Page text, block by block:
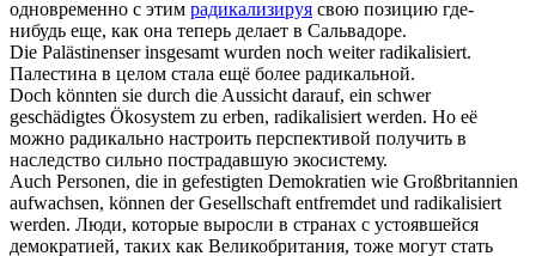
одновременно с этим радикализируя свою позицию где-
нибудь еще, как она теперь делает в Сальвадоре.
Die Palästinenser insgesamt wurden noch weiterradikalisiert.
Палестина в целом стала ещё более радикальной.
Doch könnten sie durch die Aussicht darauf, ein schwer
geschädigtes Ökosystem zu erben, radikalisiertwerden. Но её
можно радикально настроить перспективой получить в
наследство сильно пострадавшую экосистему.
Auch Personen, die in gefestigten Demokratien wie Großbritannien
aufwachsen, können der Gesellschaft entfremdet und radikalisiert
werden. Люди, которые выросли в странах с устоявшейся
демократией, таких как Великобритания, тоже могут стать